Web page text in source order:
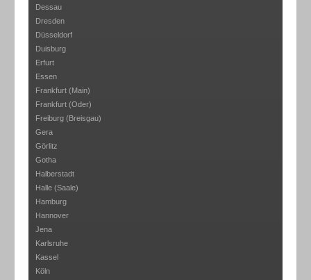
Dessau
Dresden
Düsseldorf
Duisburg
Erfurt
Essen
Frankfurt (Main)
Frankfurt (Oder)
Freiburg (Breisgau)
Gera
Görlitz
Gotha
Halberstadt
Halle (Saale)
Hamburg
Hannover
Jena
Karlsruhe
Kassel
Köln